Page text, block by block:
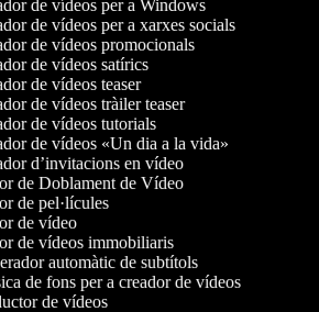
de vídeos per a Windows
de vídeos per a xarxes socials
de vídeos promocionals
de vídeos satírics
de vídeos teaser
de vídeos tràiler teaser
de vídeos tutorials
de vídeos «Un dia a la vida»
d’invitacions en vídeo
de Doblament de Vídeo
de pel·lícules
de vídeo
de vídeos immobiliaris
automàtic de subtítols
de fons per a creador de vídeos
de vídeos